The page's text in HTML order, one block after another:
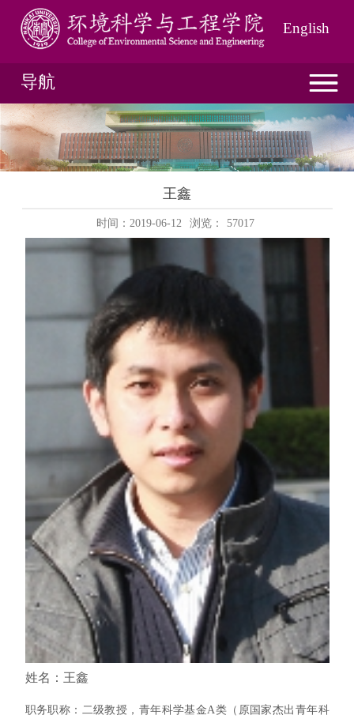
English
导航
王鑫
时间：2019-06-12 浏览： 57017
姓名：王鑫
职务职称：二级教授，青年科学基金A类（原国家杰出青年科